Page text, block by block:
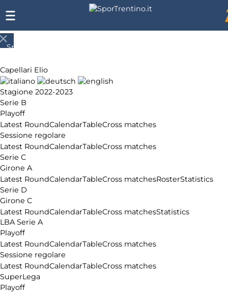
Capellari Elio
Stagione 2022-2023
Serie B
Playoff
Latest RoundCalendarTableCross matches
Sessione regolare
Latest RoundCalendarTableCross matches
Serie C
Girone A
Latest RoundCalendarTableCross matchesRosterStatistics
Serie D
Girone C
Latest RoundCalendarTableCross matchesStatistics
LBA Serie A
Playoff
Latest RoundCalendarTableCross matches
Sessione regolare
Latest RoundCalendarTableCross matches
SuperLega
Playoff
SporTrentino.it
siamo
Affiliazione
Pubblicità